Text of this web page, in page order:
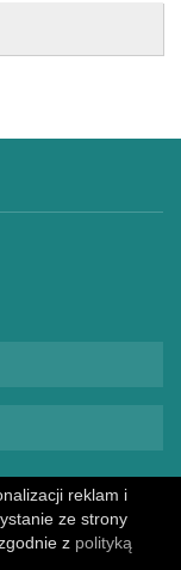
reklam i
ze strony
z polityką